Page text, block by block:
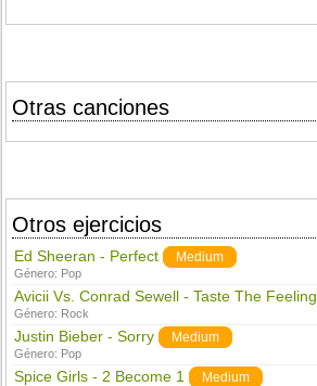
Otras canciones
Otros ejercicios
Ed Sheeran - Perfect Medium
Género: Pop
Avicii Vs. Conrad Sewell - Taste The Feeling
Género: Rock
Justin Bieber - Sorry Medium
Género: Pop
Spice Girls - 2 Become 1 Medium